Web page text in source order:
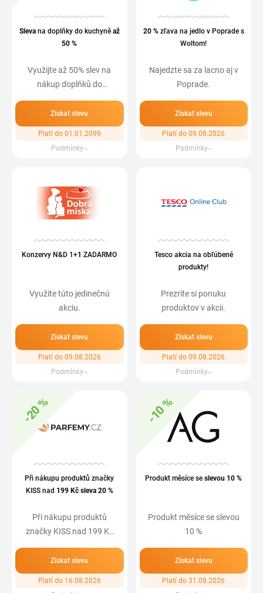
Slevana doplňky do kuchyně až
50 %
Využijte až 50% slev na
nákup doplňků do
Získat slevu
Platí do 01.01.2099
Podmínky
20 %zľava na jedlo v Poprade s
Woltom!
Najedzte sa za lacno aj v
Poprade.
Získat slevu
Platí do 09.08.2026
Podmínky
Konzervy N&D 1+1ZADARMO
Využite túto jedinečnú
akciu.
Získat slevu
Platí do 09.08.2026
Podmínky
Tesco akcia na obľúbené
produkty!
Prezrite si ponuku
produktov v akcii.
Získat slevu
Platí do 09.08.2026
Podmínky
-20 %
Při nákupu produktů značky
KISS nad 199 Kč sleva 20 %
Při nákupu produktů
značky KISS nad 199 Kč
Získat slevu
Platí do 16.08.2026
-10 %
Produkt měsíce seslevou 10 %
Produkt měsíce se slevou
10 %
Získat slevu
Platí do 31.08.2026